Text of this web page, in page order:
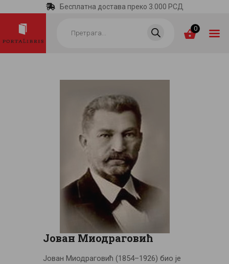
Бесплатна достава преко 3.000 РСД
search 0
КАТЕГОРИЈЕ
НАЈПРОДАВАНИЈЕ
НОВЕ КЊИГЕ
ОТРГНУТО ОД
ЗАБОРАВА
АУТОРИ
АКТУЕЛНОСТИ
ЦЕНОВНИК
Јован Миодраговић
Јован Миодраговић (1854–1926) био је